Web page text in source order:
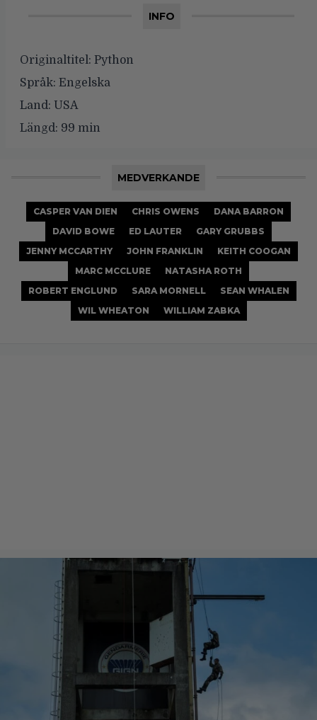
INFO
Originaltitel: Python
Språk: Engelska
Land: USA
Längd: 99 min
MEDVERKANDE
CASPER VAN DIEN CHRIS OWENS
DANA BARRON
DAVID BOWE
ED LAUTER
GARY GRUBBS
JENNY MCCARTHY
JOHN FRANKLIN
KEITH COOGAN
MARC MCCLURE
NATASHA ROTH
ROBERT ENGLUND
SARA MORNELL
SEAN WHALEN
WIL WHEATON
WILLIAM ZABKA